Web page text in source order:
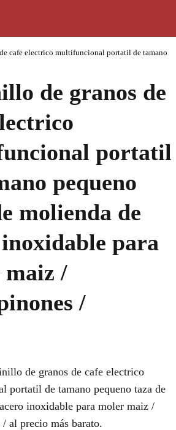
cafe electrico multifuncional portatil de tamano
de granos de
portatil
pequeno
molienda de
para
maiz /
/
de granos de cafe electrico
portatil de tamano pequeno taza de
inoxidable para moler maiz /
/ al precio más barato.